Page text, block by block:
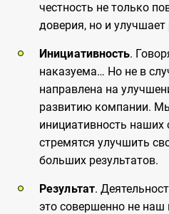
честность не только
доверия, но и улучшает
Инициативность.
наказуема… Но не в
направлена на
развитию компании.
инициативность наших
стремятся улучшить
больших результатов.
Результат.
это совершенно не